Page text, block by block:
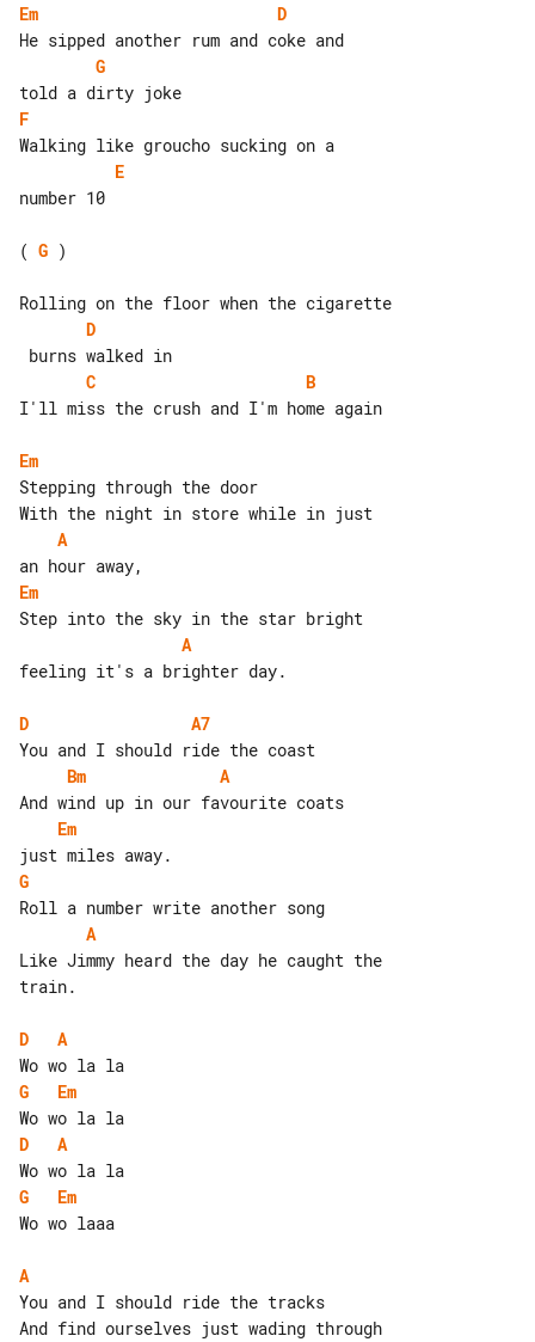
Em
D
G
F
E
number 10
( G )
D
C
B
I'll miss the crush and I'm home again
Em
Stepping through the door
A
Em
A
feeling it's a brighter day.
D
A7
Bm
A
Em
G
A
Like Jimmy heard the day he caught the
train.
D
A
G
Em
D
A
G
Em
Wo wo laaa
A
You and I should ride the tracks